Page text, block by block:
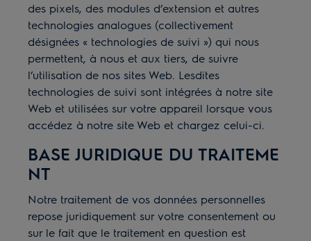
des pixels, des modules d’extension et autres
technologies analogues (collectivement
désignées « technologies de suivi ») qui nous
permettent, à nous et aux tiers, de suivre
l’utilisation de nos sites Web. Lesdites
technologies de suivi sont intégrées à notre site
Web et utilisées sur votre appareil lorsque vous
accédez à notre site Web et chargez celui-ci.
BASE JURIDIQUE DU TRAITEME
NT
Notre traitement de vos données personnelles
repose juridiquement sur votre consentement ou
sur le fait que le traitement en question est